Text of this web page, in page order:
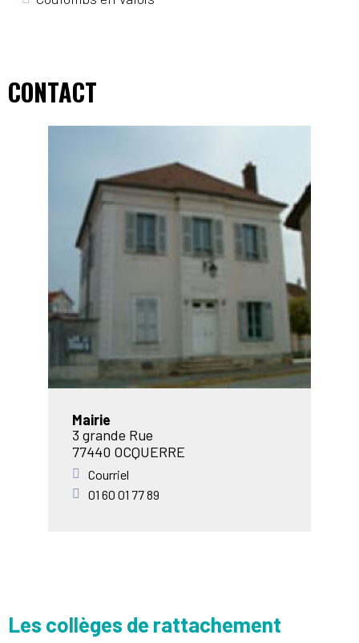
CONTACT
Mairie
3 grande Rue
77440 OCQUERRE
Courriel
01 60 01 77 89
Les collèges de rattachement